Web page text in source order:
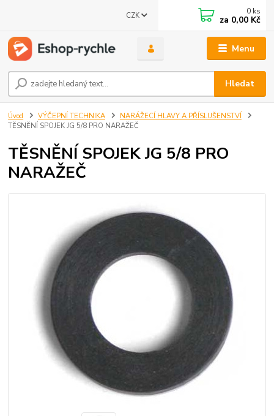
Menu
CZK
Hledat
0 ks
za 0,00 Kč
Úvod VÝČEPNÍ TECHNIKA
NARÁŽECÍ HLAVY A PŘÍSLUŠENSTVÍ
TĚSNĚNÍ SPOJEK JG 5/8 PRO NARAŽEČ
TĚSNĚNÍ SPOJEK JG 5/8 PRO
NARAŽEČ